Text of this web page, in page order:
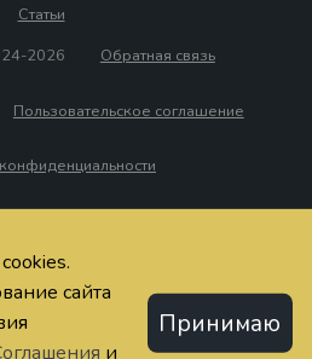
Статьи
2026
Обратная связь
Пользовательское соглашение
сайта
и
Принимаю